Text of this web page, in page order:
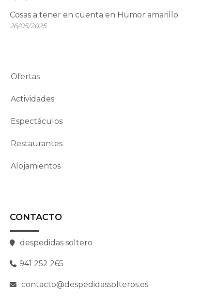
Cosas a tener en cuenta en Humor amarillo
26/05/2025
Ofertas
Actividades
Espectáculos
Restaurantes
Alojamientos
CONTACTO
despedidas soltero
941 252 265
contacto@despedidassolteros.es